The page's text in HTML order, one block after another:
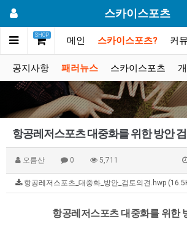
스카이스포츠
SHOP
메인 스카이스포츠? 커
공지사항 패러뉴스 스카이스포츠
항공레저스포츠 대중화를 위한 방안
오름산 0 5,711
항공레저스포츠_대중화_방안_검토의견.hwp
항공레저스포츠 대중화를 위한